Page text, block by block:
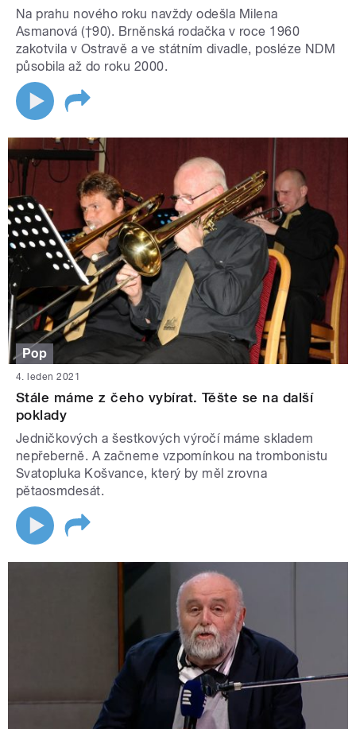
Na prahu nového roku navždy odešla Milena
Asmanová (†90). Brněnská rodačka v roce 1960
zakotvila v Ostravě a ve státním divadle, posléze NDM
působila až do roku 2000.
Pop
4. leden 2021
Stále máme z čeho vybírat. Těšte se na další
poklady
Jedničkových a šestkových výročí máme skladem
nepřeberně. A začneme vzpomínkou na trombonistu
Svatopluka Košvance, který by měl zrovna
pětaosmdesát.